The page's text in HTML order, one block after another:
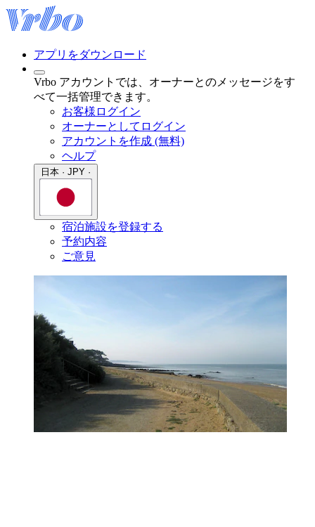
アプリをダウンロード
Vrbo アカウントでは、オーナーとのメッセージをす
べて一括管理できます。
お客様ログイン
オーナーとしてログイン
アカウントを作成 (無料)
ヘルプ
宿泊施設を登録する
予約内容
ご意見